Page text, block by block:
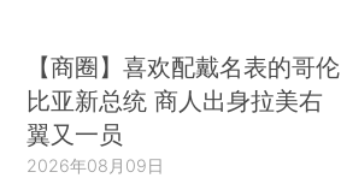
【商圈】喜欢配戴名表的哥伦
比亚新总统 商人出身拉美右
翼又一员
2026年08月09日